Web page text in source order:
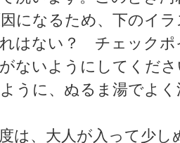
になるため、下のイ
はない？ チェックポ
ないようにしてくだ
うに、ぬるま湯でよ
は、大人が入って少し